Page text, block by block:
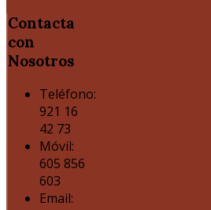
Contacta
con
Nosotros
Teléfono:
921 16
42 73
Móvil:
605 856
603
Email: